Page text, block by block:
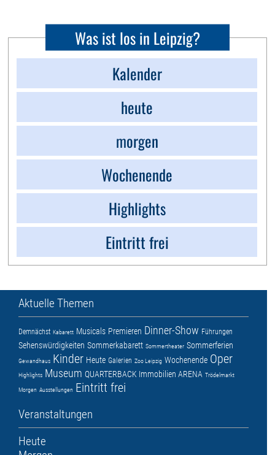
Was ist los in Leipzig?
Kalender
heute
morgen
Wochenende
Highlights
Eintritt frei
Aktuelle Themen
Demnächst Kabarett Musicals Premieren Dinner-Show Führungen
Sehenswürdigkeiten Sommerkabarett Sommertheater Sommerferien
Gewandhaus Kinder Heute Galerien Zoo Leipzig Wochenende Oper
Highlights Museum QUARTERBACK Immobilien ARENA Trödelmarkt
Morgen Ausstellungen Eintritt frei
Veranstaltungen
Heute